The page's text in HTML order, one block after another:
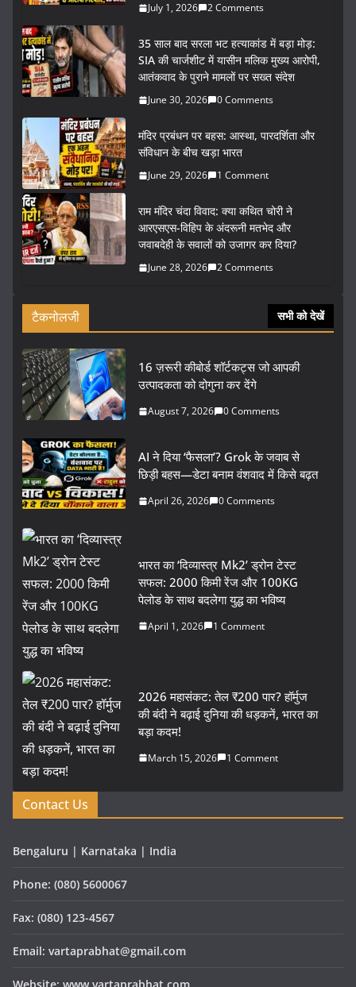
July 1, 2026 2 Comments
35 साल बाद सरला भट हत्याकांड में बड़ा मोड़:
SIA की चार्जशीट में यासीन मलिक मुख्य आरोपी,
आतंकवाद के पुराने मामलों पर सख्त संदेश
June 30, 2026 0 Comments
मंदिर प्रबंधन पर बहस: आस्था, पारदर्शिता और
संविधान के बीच खड़ा भारत
June 29, 2026 1 Comment
राम मंदिर चंदा विवाद: क्या कथित चोरी ने
आरएसएस-विहिप के अंदरूनी मतभेद और
जवाबदेही के सवालों को उजागर कर दिया?
June 28, 2026 2 Comments
टैकनोलजी सभी को देखें
16 ज़रूरी कीबोर्ड शॉर्टकट्स जो आपकी
उत्पादकता को दोगुना कर देंगे
August 7, 2026 0 Comments
AI ने दिया ‘फैसला’? Grok के जवाब से
छिड़ी बहस—डेटा बनाम वंशवाद में किसे बढ़त
April 26, 2026 0 Comments
भारत का ‘दिव्यास्त्र Mk2’ ड्रोन टेस्ट
सफल: 2000 किमी रेंज और 100KG
पेलोड के साथ बदलेगा युद्ध का भविष्य
April 1, 2026 1 Comment
2026 महासंकट: तेल ₹200 पार? हॉर्मुज
की बंदी ने बढ़ाई दुनिया की धड़कनें, भारत का
बड़ा कदम!
March 15, 2026 1 Comment
Contact Us
Bengaluru | Karnataka | India
Phone: (080) 5600067
Fax: (080) 123-4567
Email: vartaprabhat@gmail.com